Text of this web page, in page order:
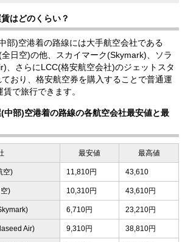
はどのくらい？
部)空港着の路線には大手航空会社である
日空)の他、スカイマーク(Skymark)、ソラ
、さらにLCC(格安航空会社)のジェットスタ
おり、格安航空券を購入することで普通運
で旅行できます。
部)空港着の路線の各航空会社最安値と最
最安値 最高値
空) 11,810円 43,610
) 10,310円 43,610円
6,710円 23,210円
Air) 9,310円 38,810円